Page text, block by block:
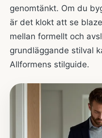
genomtänkt. Om du
är det klokt att se
mellan formellt och
grundläggande stilval
Allformens stilguide.